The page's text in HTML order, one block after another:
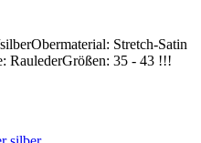
Stretch-Satin
RaulederGrößen: 35 - 43 !!!